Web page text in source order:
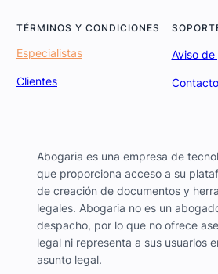
TÉRMINOS Y CONDICIONES
Especialistas
Clientes
Aviso
Contacto
Abogaria es una empresa de
que proporciona acceso a su
de creación de documentos y
legales. Abogaria no es un
despacho, por lo que no ofrece
legal ni representa a sus usuarios
asunto legal.